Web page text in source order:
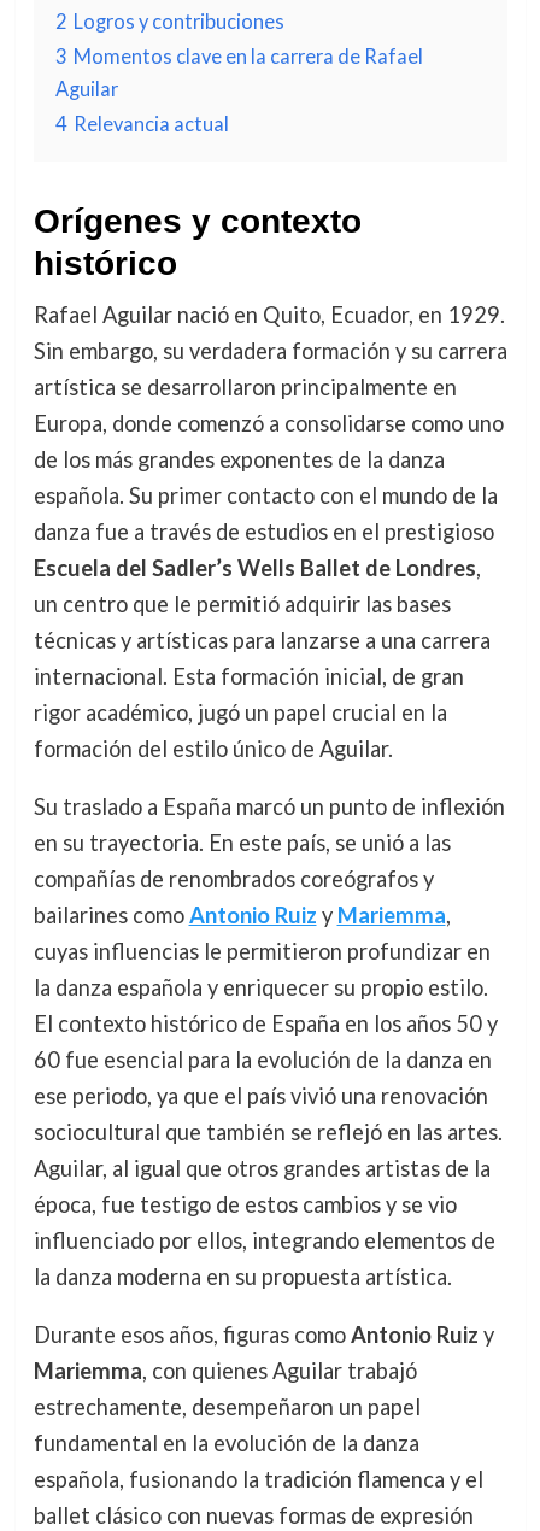
2 Logros y contribuciones
3 Momentos clave en la carrera de Rafael
Aguilar
4 Relevancia actual
Orígenes y contexto
histórico
Rafael Aguilar nació en Quito, Ecuador, en 1929.
Sin embargo, su verdadera formación y su carrera
artística se desarrollaron principalmente en
Europa, donde comenzó a consolidarse como uno
de los más grandes exponentes de la danza
española. Su primer contacto con el mundo de la
danza fue a través de estudios en el prestigioso
Escuela del Sadler’s Wells Ballet de Londres,
un centro que le permitió adquirir las bases
técnicas y artísticas para lanzarse a una carrera
internacional. Esta formación inicial, de gran
rigor académico, jugó un papel crucial en la
formación del estilo único de Aguilar.
Su traslado a España marcó un punto de inflexión
en su trayectoria. En este país, se unió a las
compañías de renombrados coreógrafos y
bailarines comoAntonio Ruiz y Mariemma,
cuyas influencias le permitieron profundizar en
la danza española y enriquecer su propio estilo.
El contexto histórico de España en los años 50 y
60 fue esencial para la evolución de la danza en
ese periodo, ya que el país vivió una renovación
sociocultural que también se reflejó en las artes.
Aguilar, al igual que otros grandes artistas de la
época, fue testigo de estos cambios y se vio
influenciado por ellos, integrando elementos de
la danza moderna en su propuesta artística.
Durante esos años, figuras comoAntonio Ruiz y
Mariemma, con quienes Aguilar trabajó
estrechamente, desempeñaron un papel
fundamental en la evolución de la danza
española, fusionando la tradición flamenca y el
ballet clásico con nuevas formas de expresión